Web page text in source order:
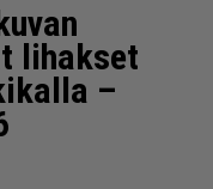
lihakset
–